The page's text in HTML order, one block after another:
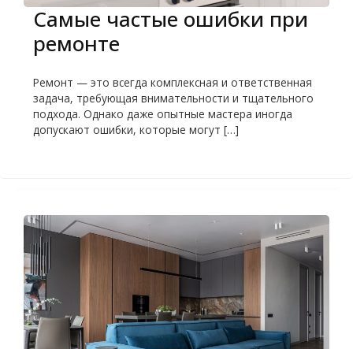
Самые частые ошибки при
ремонте
Ремонт — это всегда комплексная и ответственная
задача, требующая внимательности и тщательного
подхода. Однако даже опытные мастера иногда
допускают ошибки, которые могут […]